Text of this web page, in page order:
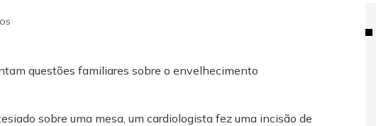
sobre uma mesa, um cardiologista fez uma incisão de